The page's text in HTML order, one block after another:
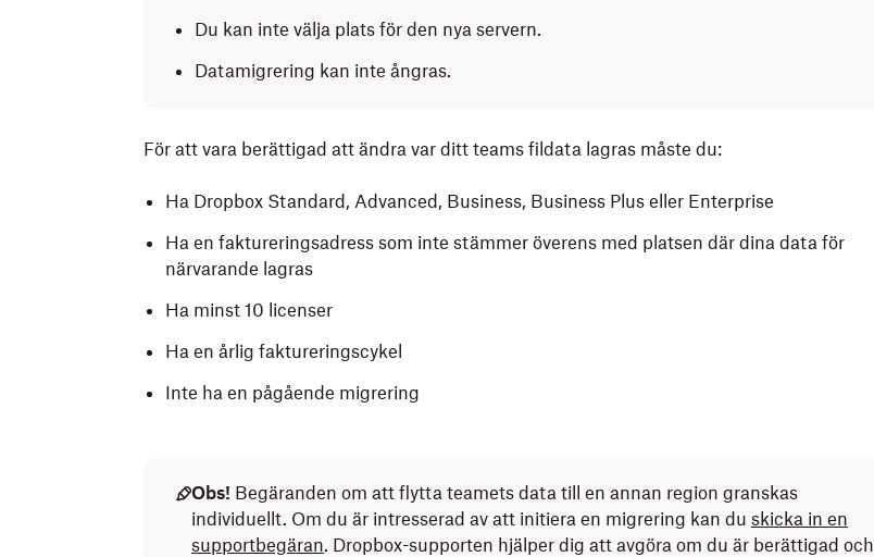
Du kan inte välja plats för den nya servern.
Datamigrering kan inte ångras.
För att vara berättigad att ändra var ditt teams fildata lagras måste du:
Ha Dropbox Standard, Advanced, Business, Business Plus eller Enterprise
Ha en faktureringsadress som inte stämmer överens med platsen där dina data för
närvarande lagras
Ha minst 10 licenser
Ha en årlig faktureringscykel
Inte ha en pågående migrering
Obs! Begäranden om att flytta teamets data till en annan region granskas
individuellt. Om du är intresserad av att initiera en migrering kan du skicka in en
supportbegäran. Dropbox-supporten hjälper dig att avgöra om du är berättigad och